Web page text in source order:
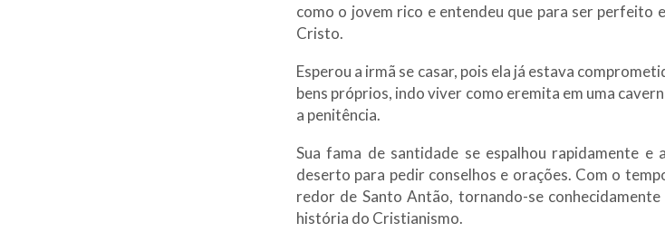
como o jovem rico e entendeu que para ser perfeito
Cristo.
Esperou a irmã se casar, pois ela já estava
bens próprios, indo viver como eremita em uma
a penitência.
Sua fama de santidade se espalhou rapidamente e
deserto para pedir conselhos e orações. Com o
redor de Santo Antão, tornando-se
história do Cristianismo.